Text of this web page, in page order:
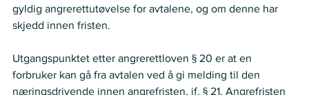
gyldig angrerettutøvelse for avtalene, og om denne har
skjedd innen fristen.
Utgangspunktet etter angrerettloven § 20 er at en
forbruker kan gå fra avtalen ved å gi melding til den
næringsdrivende innen angrefristen, jf. § 21. Angrefristen